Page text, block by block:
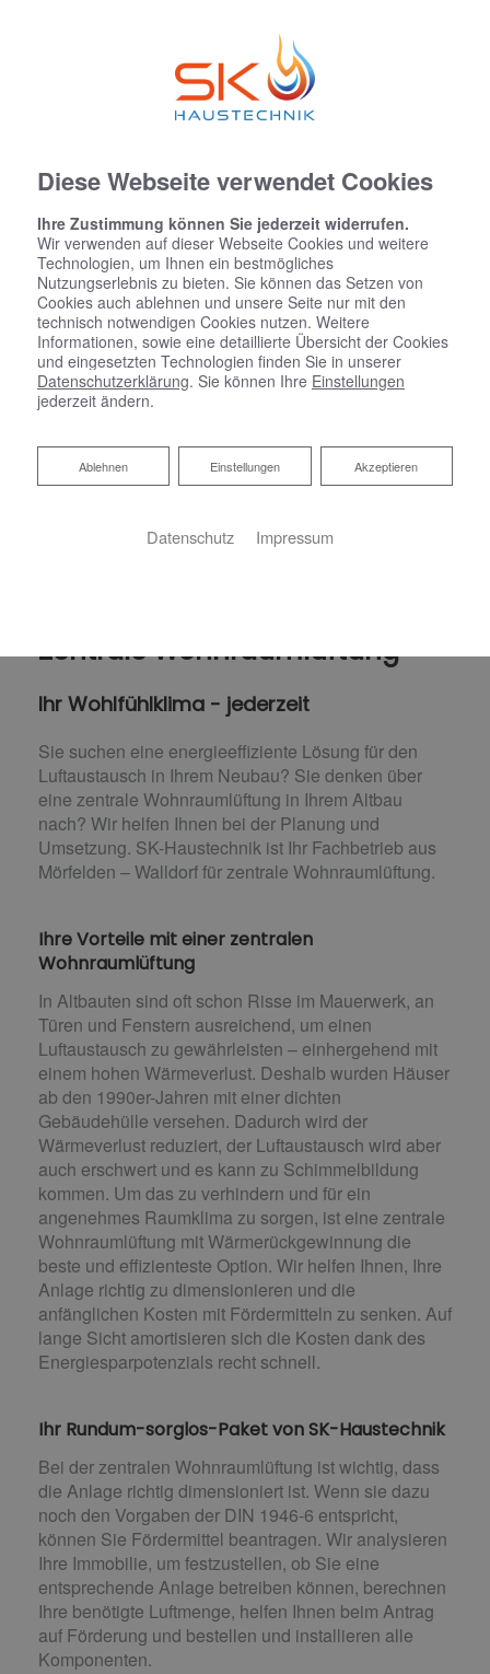
Zentrale Wohnraumlüftung
Ihr Wohlfühlklima - jederzeit
Sie suchen eine energieeffiziente Lösung für den
Luftaustausch in Ihrem Neubau? Sie denken über
eine zentrale Wohnraumlüftung in Ihrem Altbau
nach? Wir helfen Ihnen bei der Planung und
Umsetzung. SK-Haustechnik ist Ihr Fachbetrieb aus
Mörfelden – Walldorf für zentrale Wohnraumlüftung.
Ihre Vorteile mit einer zentralen
Wohnraumlüftung
In Altbauten sind oft schon Risse im Mauerwerk, an
Türen und Fenstern ausreichend, um einen
Luftaustausch zu gewährleisten – einhergehend mit
einem hohen Wärmeverlust. Deshalb wurden Häuser
ab den 1990er-Jahren mit einer dichten
Gebäudehülle versehen. Dadurch wird der
Wärmeverlust reduziert, der Luftaustausch wird aber
auch erschwert und es kann zu Schimmelbildung
kommen. Um das zu verhindern und für ein
angenehmes Raumklima zu sorgen, ist eine zentrale
Wohnraumlüftung mit Wärmerückgewinnung die
beste und effizienteste Option. Wir helfen Ihnen, Ihre
Anlage richtig zu dimensionieren und die
anfänglichen Kosten mit Fördermitteln zu senken. Auf
lange Sicht amortisieren sich die Kosten dank des
Energiesparpotenzials recht schnell.
Ihr Rundum-sorglos-Paket von SK-Haustechnik
Bei der zentralen Wohnraumlüftung ist wichtig, dass
die Anlage richtig dimensioniert ist. Wenn sie dazu
noch den Vorgaben der DIN 1946-6 entspricht,
können Sie Fördermittel beantragen. Wir analysieren
Ihre Immobilie, um festzustellen, ob Sie eine
entsprechende Anlage betreiben können, berechnen
Ihre benötigte Luftmenge, helfen Ihnen beim Antrag
auf Förderung und bestellen und installieren alle
Komponenten.
Diese Webseite verwendet Cookies
Ihre Zustimmung können Sie jederzeit widerrufen.
Wir verwenden auf dieser Webseite Cookies und weitere
Technologien, um Ihnen ein bestmögliches
Nutzungserlebnis zu bieten. Sie können das Setzen von
Cookies auch ablehnen und unsere Seite nur mit den
technisch notwendigen Cookies nutzen. Weitere
Informationen, sowie eine detaillierte Übersicht der Cookies
und eingesetzten Technologien finden Sie in unserer
Datenschutzerklärung. Sie können Ihre Einstellungen
jederzeit ändern.
Akzeptieren
Einstellungen
Ablehnen
Ablehnen
Datenschutz Impressum